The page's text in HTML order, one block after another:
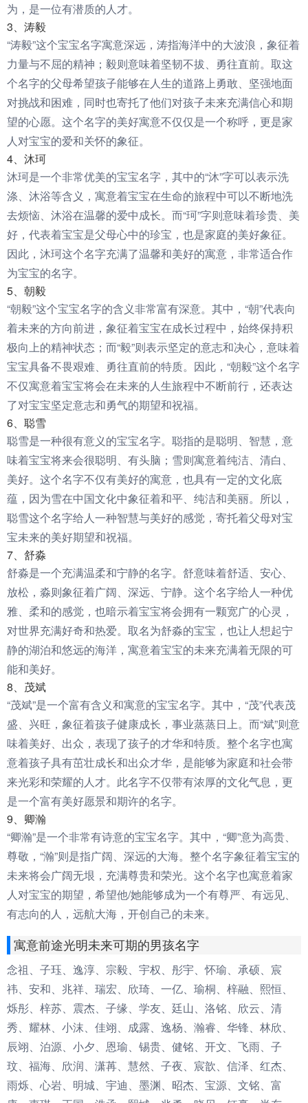
为，是一位有潜质的人才。
3、涛毅
“涛毅”这个宝宝名字寓意深远，涛指海洋中的大波浪，象征着
力量与不屈的精神；毅则意味着坚韧不拔、勇往直前。取这
个名字的父母希望孩子能够在人生的道路上勇敢、坚强地面
对挑战和困难，同时也寄托了他们对孩子未来充满信心和期
望的心愿。这个名字的美好寓意不仅仅是一个称呼，更是家
人对宝宝的爱和关怀的象征。
4、沐珂
沐珂是一个非常优美的宝宝名字，其中的“沐”字可以表示洗
涤、沐浴等含义，寓意着宝宝在生命的旅程中可以不断地洗
去烦恼、沐浴在温馨的爱中成长。而“珂”字则意味着珍贵、美
好，代表着宝宝是父母心中的珍宝，也是家庭的美好象征。
因此，沐珂这个名字充满了温馨和美好的寓意，非常适合作
为宝宝的名字。
5、朝毅
“朝毅”这个宝宝名字的含义非常富有深意。其中，“朝”代表向
着未来的方向前进，象征着宝宝在成长过程中，始终保持积
极向上的精神状态；而“毅”则表示坚定的意志和决心，意味着
宝宝具备不畏艰难、勇往直前的特质。因此，“朝毅”这个名字
不仅寓意着宝宝将会在未来的人生旅程中不断前行，还表达
了对宝宝坚定意志和勇气的期望和祝福。
6、聪雪
聪雪是一种很有意义的宝宝名字。聪指的是聪明、智慧，意
味着宝宝将来会很聪明、有头脑；雪则寓意着纯洁、清白、
美好。这个名字不仅有美好的寓意，也具有一定的文化底
蕴，因为雪在中国文化中象征着和平、纯洁和美丽。所以，
聪雪这个名字给人一种智慧与美好的感觉，寄托着父母对宝
宝未来的美好期望和祝福。
7、舒淼
舒淼是一个充满温柔和宁静的名字。舒意味着舒适、安心、
放松，淼则象征着广阔、深远、宁静。这个名字给人一种优
雅、柔和的感觉，也暗示着宝宝将会拥有一颗宽广的心灵，
对世界充满好奇和热爱。取名为舒淼的宝宝，也让人想起宁
静的湖泊和悠远的海洋，寓意着宝宝的未来充满着无限的可
能和美好。
8、茂斌
“茂斌”是一个富有含义和寓意的宝宝名字。其中，“茂”代表茂
盛、兴旺，象征着孩子健康成长，事业蒸蒸日上。而“斌”则意
味着美好、出众，表现了孩子的才华和特质。整个名字也寓
意着孩子具有茁壮成长和出众才华，是能够为家庭和社会带
来光彩和荣耀的人才。此名字不仅带有浓厚的文化气息，更
是一个富有美好愿景和期许的名字。
9、卿瀚
“卿瀚”是一个非常有诗意的宝宝名字。其中，“卿”意为高贵、
尊敬，“瀚”则是指广阔、深远的大海。整个名字象征着宝宝的
未来将会广阔无垠，充满尊贵和荣光。这个名字也寓意着家
人对宝宝的期望，希望他/她能够成为一个有尊严、有远见、
有志向的人，远航大海，开创自己的未来。
寓意前途光明未来可期的男孩名字
念祖、子珏、逸淳、宗毅、宇权、彤宇、怀瑜、承硕、宸
祎、安和、兆祥、瑞宏、欣琦、一亿、瑜桐、梓融、熙恒、
烁彤、梓苏、震杰、子缘、学友、廷山、洛铭、欣云、清
秀、耀林、小沫、佳翊、成露、逸杨、瀚睿、华锋、林欣、
辰翊、泊源、小夕、恩瑜、锡贵、健铭、开文、飞雨、子
玟、福海、欣润、潇苒、慧然、子夜、宸歆、信泽、红杰、
雨烁、心岩、明城、宇迪、墨渊、昭杰、宝源、文铭、富